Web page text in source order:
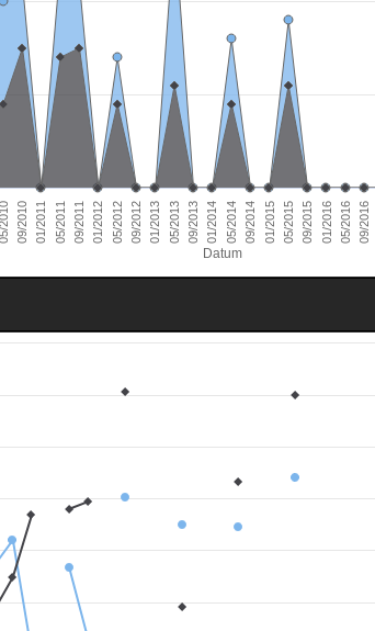
Datum
05/2010 09/2010 01/2011 05/2011 09/2011 01/2012 05/2012 09/2012 01/2013 05/2013 09/2013 01/2014 05/2014 09/2014 01/2015 05/2015 09/2015 01/2016 05/2016 09/2016